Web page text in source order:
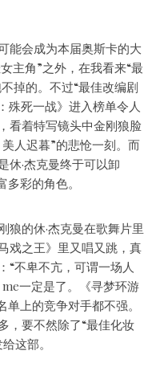
能会成为本届奥斯卡的大
主角”之外，在我看来“最
掉的。不过“最佳改编剧
殊死一战》进入榜单令人
看着特写镜头中金刚狼脸
人迟暮”的悲怆一刻。而
休·杰克曼终于可以卸
彩的角色。
狼的休·杰克曼在歌舞片里
戏之王》里又唱又跳，真
“不卑不亢，可谓一场人
一定是了。《寻梦环游
上的竞争对手都不强。
，要不然除了“最佳化妆
这部。